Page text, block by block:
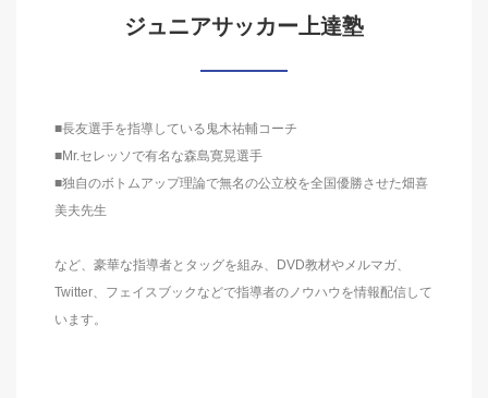
ジュニアサッカー上達塾
■長友選手を指導している鬼木祐輔コーチ
■Mr.セレッソで有名な森島寛晃選手
■独自のボトムアップ理論で無名の公立校を全国優勝させた畑喜
美夫先生
など、豪華な指導者とタッグを組み、DVD教材やメルマガ、
Twitter、フェイスブックなどで指導者のノウハウを情報配信して
います。